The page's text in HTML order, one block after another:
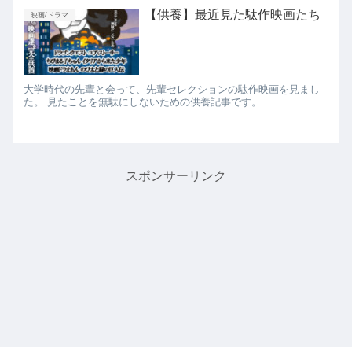
映画/ドラマ 【供養】最近見た駄作映画たち
大学時代の先輩と会って、先輩セレクションの駄作映画を見まし
た。 見たことを無駄にしないための供養記事です。
スポンサーリンク